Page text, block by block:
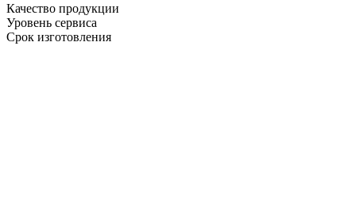
Качество продукции
Уровень сервиса
Срок изготовления